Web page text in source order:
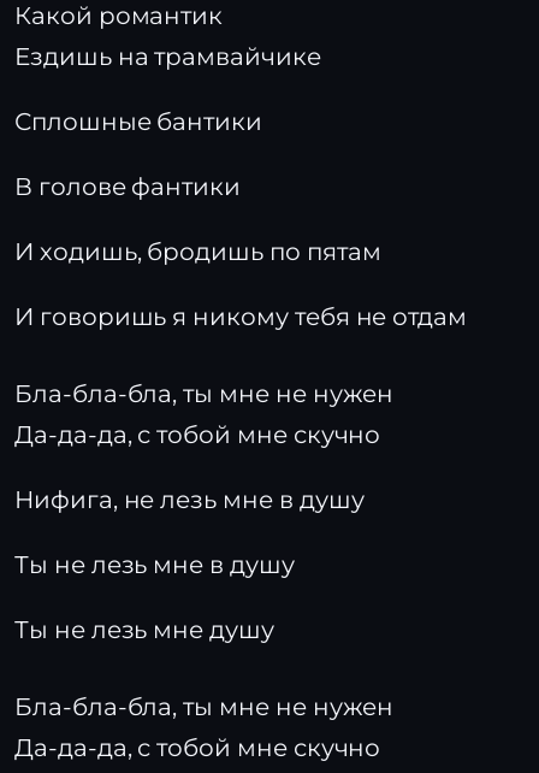
Какой романтик
Ездишь на трамвайчике
Сплошные бантики
В голове фантики
И ходишь, бродишь по пятам
И говоришь я никому тебя не отдам
Бла-бла-бла, ты мне не нужен
Да-да-да, с тобой мне скучно
Нифига, не лезь мне в душу
Ты не лезь мне в душу
Ты не лезь мне душу
Бла-бла-бла, ты мне не нужен
Да-да-да, с тобой мне скучно